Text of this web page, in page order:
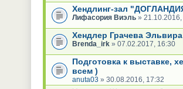
Хендлинг-зал
Лифасория Виэль» 21.10.2016,
Хендлер Грачева Эльвира
Brenda_irk» 07.02.2017, 16:30
Подготовка к выставке,
всем )
anuta03 » 30.08.2016, 17:32